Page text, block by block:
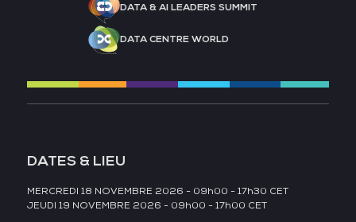
DATA & AI LEADERS SUMMIT
DATA CENTRE WORLD
DATES & LIEU
MERCREDI 18 NOVEMBRE 2026 - 09h00 - 17h30 CET
JEUDI 19 NOVEMBRE 2026 - 09h00 - 17h00 CET